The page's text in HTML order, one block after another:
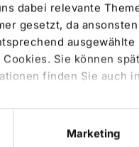
dabei relevante
gesetzt, da ansonsten
ausgewählte
Sie können
finden Sie auch in
Marketing